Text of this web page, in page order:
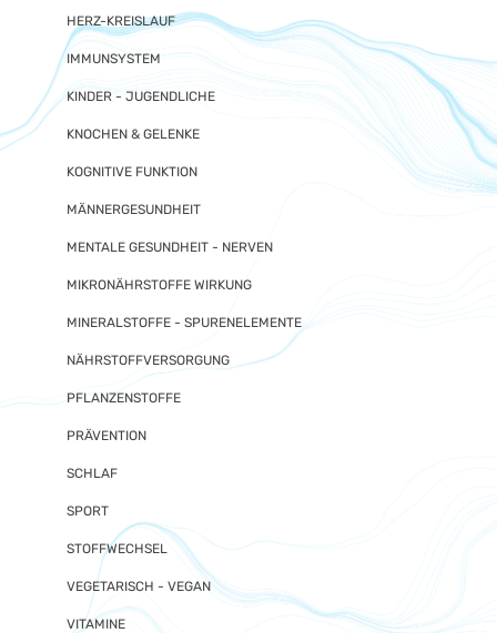
HERZ-KREISLAUF
IMMUNSYSTEM
KINDER - JUGENDLICHE
KNOCHEN & GELENKE
KOGNITIVE FUNKTION
MÄNNERGESUNDHEIT
MENTALE GESUNDHEIT - NERVEN
MIKRONÄHRSTOFFE WIRKUNG
MINERALSTOFFE - SPURENELEMENTE
NÄHRSTOFFVERSORGUNG
PFLANZENSTOFFE
PRÄVENTION
SCHLAF
SPORT
STOFFWECHSEL
VEGETARISCH - VEGAN
VITAMINE